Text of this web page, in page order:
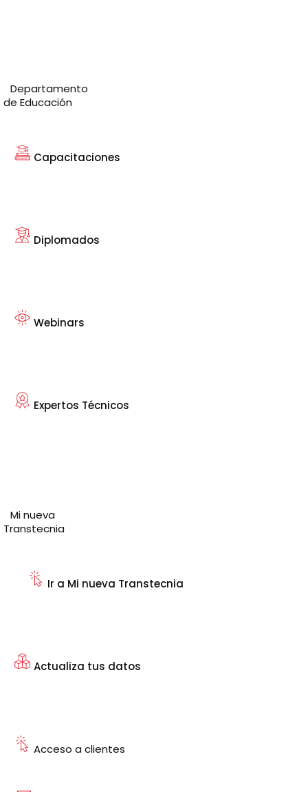
Departamento
de Educación
Capacitaciones
Diplomados
Webinars
Expertos Técnicos
Mi nueva
Transtecnia
Ir a Mi nueva Transtecnia
Actualiza tus datos
Acceso a clientes